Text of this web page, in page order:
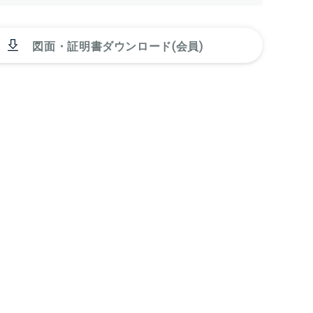
図面・証明書ダウンロード(会員)